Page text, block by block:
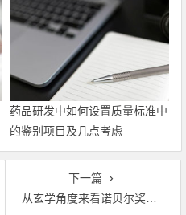
药品研发中如何设置质量标准中
的鉴别项目及几点考虑
下一篇
从玄学角度来看诺贝尔奖—量子力学